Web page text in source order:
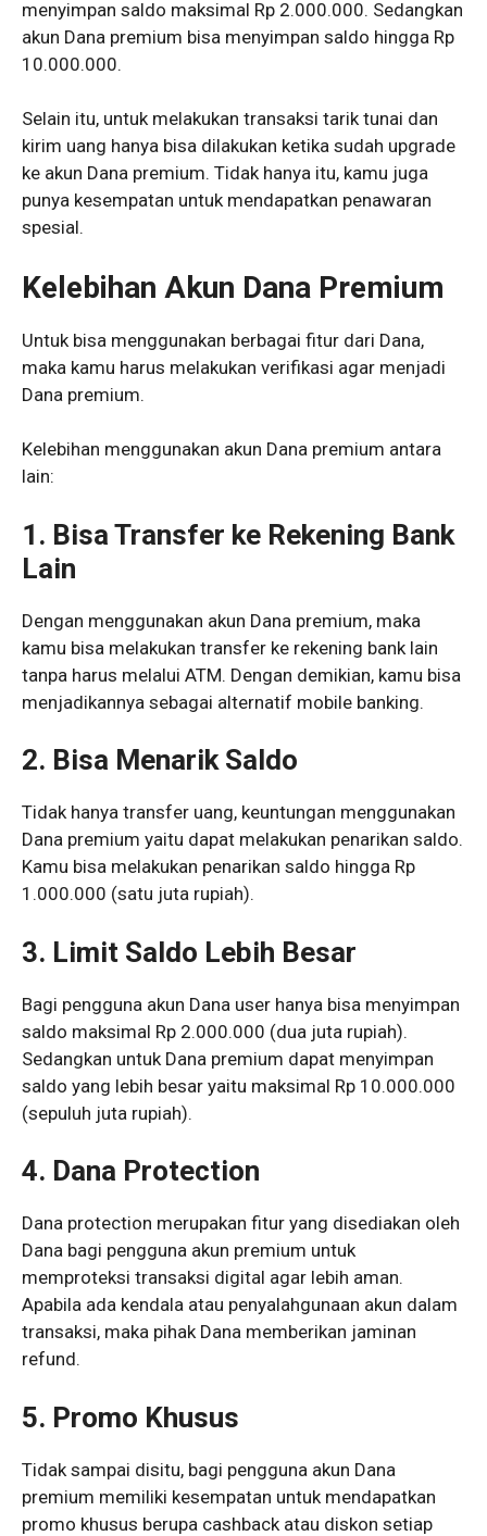
menyimpan saldo maksimal Rp 2.000.000. Sedangkan
akun Dana premium bisa menyimpan saldo hingga Rp
10.000.000.
Selain itu, untuk melakukan transaksi tarik tunai dan
kirim uang hanya bisa dilakukan ketika sudah upgrade
ke akun Dana premium. Tidak hanya itu, kamu juga
punya kesempatan untuk mendapatkan penawaran
spesial.
Kelebihan Akun Dana Premium
Untuk bisa menggunakan berbagai fitur dari Dana,
maka kamu harus melakukan verifikasi agar menjadi
Dana premium.
Kelebihan menggunakan akun Dana premium antara
lain:
1. Bisa Transfer ke Rekening Bank
Lain
Dengan menggunakan akun Dana premium, maka
kamu bisa melakukan transfer ke rekening bank lain
tanpa harus melalui ATM. Dengan demikian, kamu bisa
menjadikannya sebagai alternatif mobile banking.
2. Bisa Menarik Saldo
Tidak hanya transfer uang, keuntungan menggunakan
Dana premium yaitu dapat melakukan penarikan saldo.
Kamu bisa melakukan penarikan saldo hingga Rp
1.000.000 (satu juta rupiah).
3. Limit Saldo Lebih Besar
Bagi pengguna akun Dana user hanya bisa menyimpan
saldo maksimal Rp 2.000.000 (dua juta rupiah).
Sedangkan untuk Dana premium dapat menyimpan
saldo yang lebih besar yaitu maksimal Rp 10.000.000
(sepuluh juta rupiah).
4. Dana Protection
Dana protection merupakan fitur yang disediakan oleh
Dana bagi pengguna akun premium untuk
memproteksi transaksi digital agar lebih aman.
Apabila ada kendala atau penyalahgunaan akun dalam
transaksi, maka pihak Dana memberikan jaminan
refund.
5. Promo Khusus
Tidak sampai disitu, bagi pengguna akun Dana
premium memiliki kesempatan untuk mendapatkan
promo khusus berupa cashback atau diskon setiap